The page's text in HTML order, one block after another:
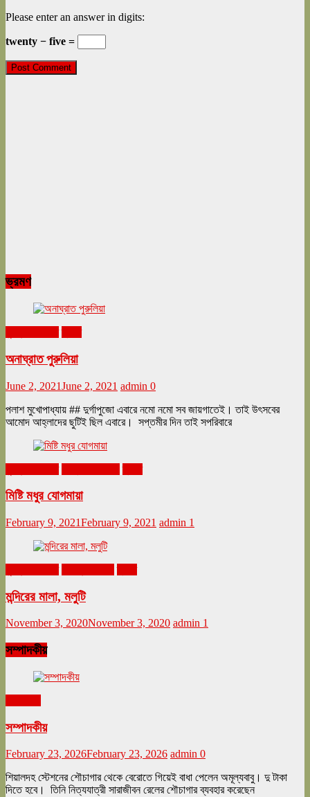
Please enter an answer in digits:
twenty − five =
ভ্রমণ
অনাঘ্রাত পুরুলিয়া
June 2, 2021June 2, 2021 admin 0
পলাশ মুখোপাধ্যায় ## দুর্গাপুজো এবারে নমো নমো সব জায়গাতেই। তাই উৎসবের
আমোদ আহ্লাদের ছুটিই ছিল এবারে। সপ্তমীর দিন তাই সপরিবারে
মিষ্টি মধুর যোগমায়া
February 9, 2021February 9, 2021 admin 1
মন্দিরের মালা, মলুটি
November 3, 2020November 3, 2020 admin 1
সম্পাদকীয়
সম্পাদকীয়
February 23, 2026February 23, 2026 admin 0
শিয়ালদহ স্টেশনের শৌচাগার থেকে বেরোতে গিয়েই বাধা পেলেন অমূল্যবাবু। দু টাকা
দিতে হবে। তিনি নিত্যযাত্রী সারাজীবন রেলের শৌচাগার ব্যবহার করেছেন